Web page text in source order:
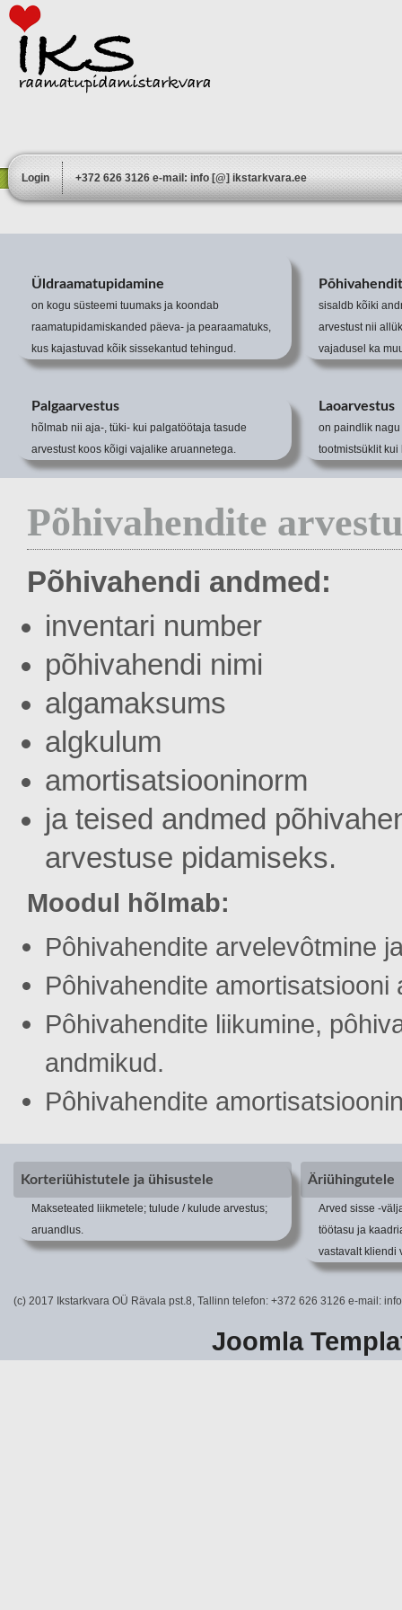
Login +372 626 3126 e-mail: info [@] ikstarkvara.ee
Üldraamatupidamine
on kogu süsteemi tuumaks ja koondab
raamatupidamiskanded päeva- ja pearaamatuks,
kus kajastuvad kõik sissekantud tehingud.
sisaldb kõiki
arvestust nii
vajadusel ka
Palgaarvestus
hõlmab nii aja-, tüki- kui palgatöötaja tasude
arvestust koos kõigi vajalike aruannetega.
Laoarvestus
on paindlik
tootmistsüklit
Põhivahendite
Põhivahendi andmed:
inventari number
põhivahendi nimi
algamaksums
algkulum
amortisatsiooninorm
ja teised andmed
arvestuse pidamiseks.
Moodul hõlmab:
Pôhivahendite arvelevôtmine
Pôhivahendite amortisatsiooni
Pôhivahendite liikumine,
andmikud.
Pôhivahendite
Korteriühistutele ja ühisustele
Makseteated liikmetele; tulude / kulude arvestus;
aruandlus.
Äriühingutele
Arved sisse -
töötasu ja
vastavalt kliendi
(c) 2017 Ikstarkvara OÜ Rävala pst.8, Tallinn telefon: +372 626 3126 e-mail:
Joomla